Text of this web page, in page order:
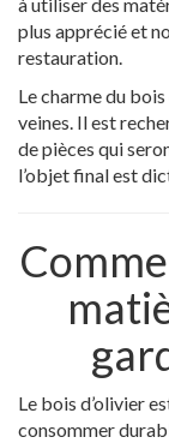
plus apprécié et
restauration.
Le charme du
veines. Il est
de pièces qui
l’objet final est
Le bois d’olivier
consommer